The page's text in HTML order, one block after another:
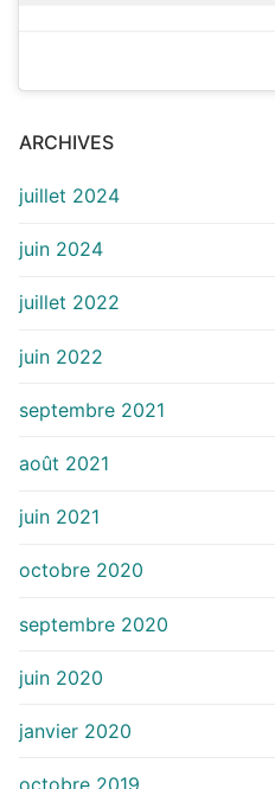
ARCHIVES
juillet 2024
juin 2024
juillet 2022
juin 2022
septembre 2021
août 2021
juin 2021
octobre 2020
septembre 2020
juin 2020
janvier 2020